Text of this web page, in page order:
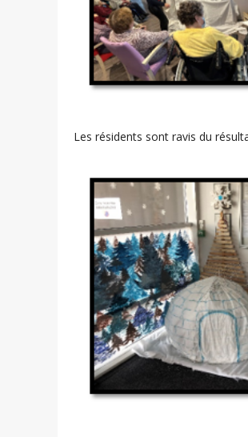
Les résidents sont ravis du